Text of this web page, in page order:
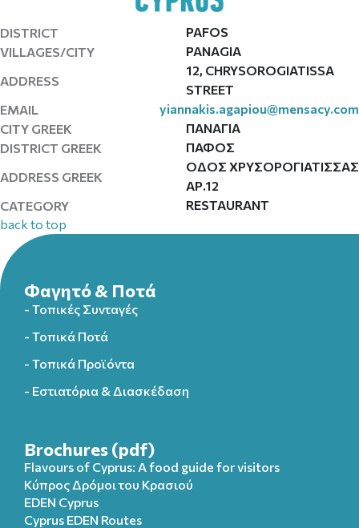
DISTRICT
PAFOS
VILLAGES/CITY
PANAGIA
ADDRESS
12, CHRYSOROGIATISSA
STREET
EMAIL
yiannakis.agapiou@mensacy.com
CITY GREEK
ΠΑΝΑΓΙΑ
DISTRICT GREEK
ΠΑΦΟΣ
ADDRESS GREEK
ΟΔΟΣ ΧΡΥΣΟΡΟΓΙΑΤΙΣΣΑΣ
ΑΡ.12
CATEGORY
RESTAURANT
back to top
Φαγητό & Ποτά
- Τοπικές Συνταγές
- Τοπικά Ποτά
- Τοπικά Προϊόντα
- Εστιατόρια & Διασκέδαση
Brochures (pdf)
Flavours of Cyprus: A food guide for visitors
Κύπρος Δρόμοι του Κρασιού
EDEN Cyprus
Cyprus EDEN Routes